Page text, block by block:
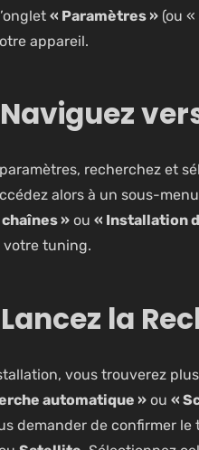
« Paramètres » (ou
appareil.
Naviguez
recherchez et
alors à un sous-
» ou « Installation
votre tuning.
la
vous trouverez
automatique » ou «
demander de confirmer le